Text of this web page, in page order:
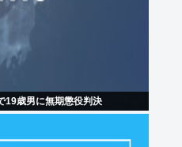
19歳男に無期懲役判決